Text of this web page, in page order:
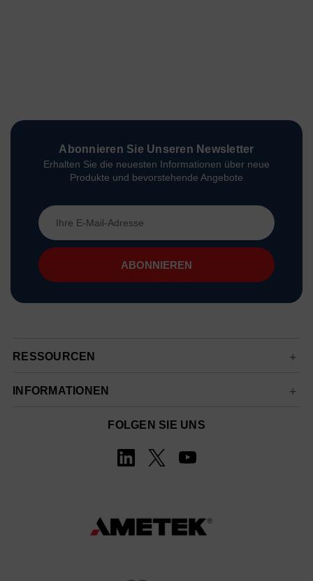
Abonnieren Sie Unseren Newsletter
Erhalten Sie die neuesten Informationen über neue
Produkte und bevorstehende Angebote
E-
Mail-
Adresse
RESSOURCEN
INFORMATIONEN
FOLGEN SIE UNS